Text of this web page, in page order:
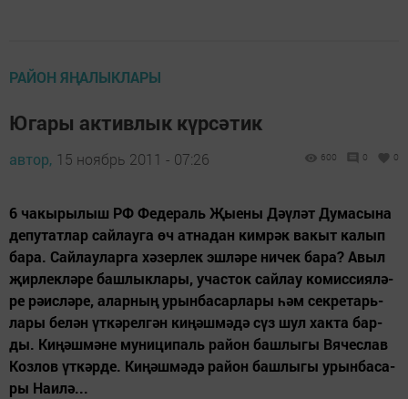
РАЙОН ЯҢАЛЫКЛАРЫ
Югары активлык күрсәтик
автор, 15 ноябрь 2011 - 07:26 600 0 0
6 ча­кы­ры­лыш РФ Фе­де­раль Җы­е­ны Дәү­ләт Ду­ма­сы­на
де­пу­тат­лар сай­лау­га өч ат­на­дан ким­рәк ва­кыт ка­лып
ба­ра. Сай­лау­лар­га хә­зер­лек эш­лә­ре ни­чек ба­ра? Авыл
җир­лек­лә­ре баш­лык­ла­ры, учас­ток сай­лау ко­мис­си­я­лә­
ре рә­ис­лә­ре, алар­ның урын­ба­сар­ла­ры һәм сек­ре­тарь­
ла­ры бе­лән үт­кә­рел­гән ки­ңәш­мә­дә сүз шул хак­та бар­
ды. Ки­ңәш­мә­не муниципаль район башлыгы Вя­чес­лав
Коз­лов үт­кәр­де. Ки­ңәш­мә­дә ра­йон баш­лы­гы урын­ба­са­
ры На­и­лә...